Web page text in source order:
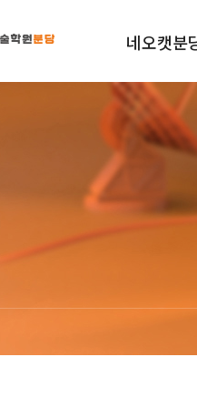
네오캣분
학원소개
규정안내